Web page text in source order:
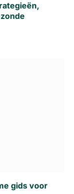
gids voor